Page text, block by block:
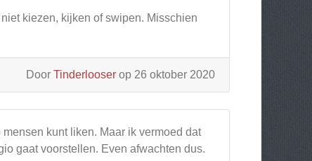
kiezen, kijken of swipen. Misschien
Door Tinderlooser op 26 oktober 2020
kunt liken. Maar ik vermoed dat
gaat voorstellen. Even afwachten dus.